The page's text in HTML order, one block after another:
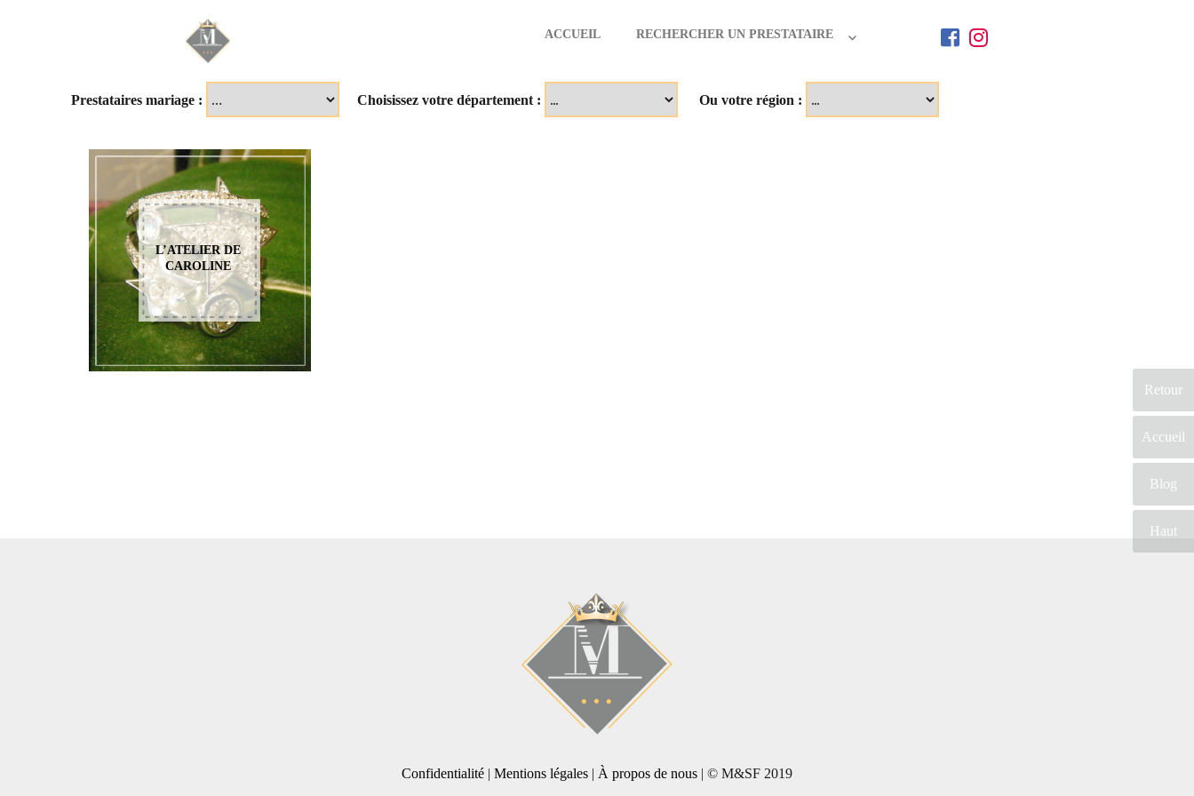
Mariage & Savoir faire
ACCUEIL RECHERCHER UN PRESTATAIRE
Retour
Accueil
Blog
Haut
Prestataires mariage : Choisissez votre département : Ou votre région :
L’ATELIER DE
CAROLINE
Confidentialité| Mentions légales| À propos de nous| © M&SF 2019